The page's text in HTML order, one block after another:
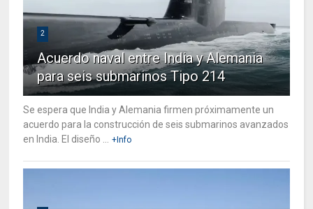
2
Acuerdo naval entre India y Alemania
para seis submarinos Tipo 214
Se espera que India y Alemania firmen próximamente un
acuerdo para la construcción de seis submarinos avanzados
en India. El diseño ...
+Info